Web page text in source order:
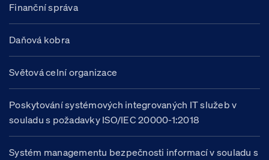
Finanční správa
Daňová kobra
Světová celní organizace
Poskytování systémových integrovaných IT služeb v
souladu s požadavky ISO/IEC 20000-1:2018
Systém managementu bezpečnosti informací v souladu s